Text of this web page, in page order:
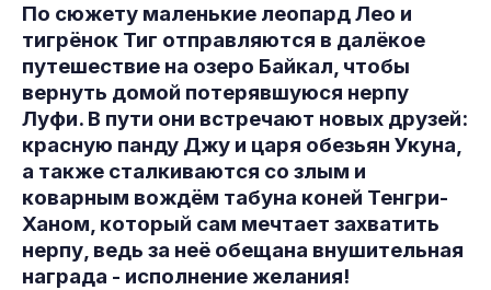
По сюжету маленькие леопард Лео и
тигрёнок Тиг отправляются в далёкое
путешествие на озеро Байкал, чтобы
вернуть домой потерявшуюся нерпу
Луфи. В пути они встречают новых друзей:
красную панду Джу и царя обезьян Укуна,
а также сталкиваются со злым и
коварным вождём табуна коней Тенгри-
Ханом, который сам мечтает захватить
нерпу, ведь за неё обещана внушительная
награда - исполнение желания!